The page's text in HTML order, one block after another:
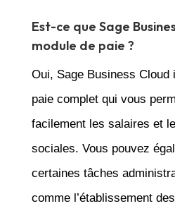
Est-ce que Sage
module de paie ?
Oui, Sage Business Cloud
paie complet qui vous
facilement les salaires et
sociales. Vous pouvez
certaines tâches
comme l’établissement